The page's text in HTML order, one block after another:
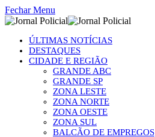
Fechar Menu
ÚLTIMAS NOTÍCIAS
DESTAQUES
CIDADE E REGIÃO
GRANDE ABC
GRANDE SP
ZONA LESTE
ZONA NORTE
ZONA OESTE
ZONA SUL
BALCÃO DE EMPREGOS